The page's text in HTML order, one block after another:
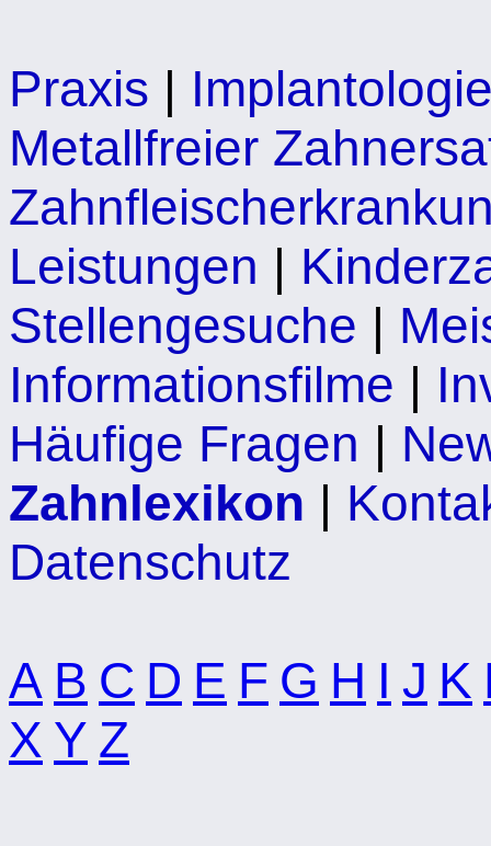
Praxis |
Metallfreier
Leistungen |
Stellengesuche |
Informationsfilme |
Häufige Fragen |
Zahnlexikon |
Datenschutz
A B C D E F G H I J K
X Y Z